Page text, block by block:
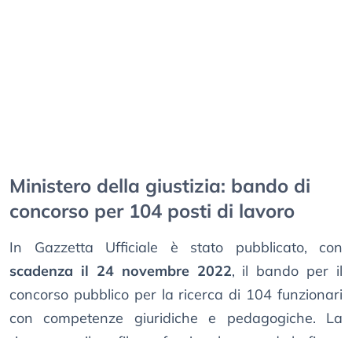
Ministero della giustizia: bando di
concorso per 104 posti di lavoro
In Gazzetta Ufficiale è stato pubblicato, con
scadenza il 24 novembre 2022, il bando per il
concorso pubblico per la ricerca di 104 funzionari
con competenze giuridiche e pedagogiche. La